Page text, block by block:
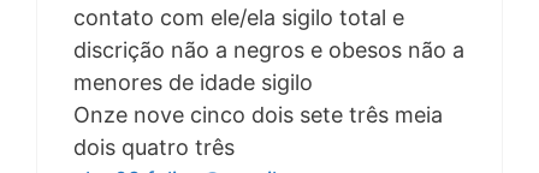
contato com ele/ela sigilo total e
discrição não a negros e obesos não a
menores de idade sigilo
Onze nove cinco dois sete três meia
dois quatro três